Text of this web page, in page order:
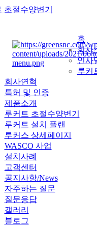
홈
회사
인사
루커
회사연혁
특허 및 인증
제품소개
루커트 초절수양변기
루커트 설치 플랜
루커스 상세페이지
WASCO 사업
설치사례
고객센터
공지사항/News
자주하는 질문
질문응답
갤러리
블로그